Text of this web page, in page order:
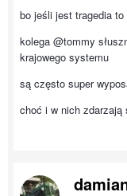
bo jeśli jest tragedia
kolega @tommy
krajowego systemu
są często super
choć i w nich